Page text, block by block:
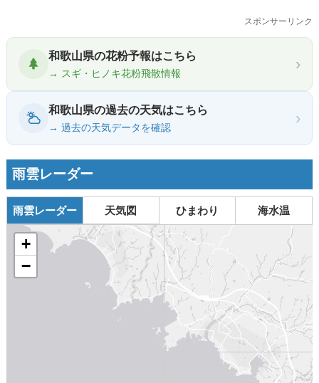
スポンサーリンク
和歌山県の花粉予報はこちら
→ スギ・ヒノキ花粉飛散情報
›
和歌山県の過去の天気はこちら
→ 過去の天気データを確認
›
雨雲レーダー
雨雲レーダー 天気図 ひまわり 海水温
+
−